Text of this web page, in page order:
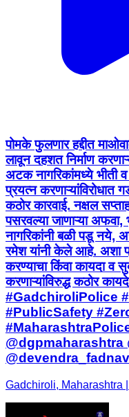
पोमके फुलणार हद्दीत
लावून दहशत निर्माण
अटक नागरिकांमध्ये भीती व
प्रयत्न करणाऱ्यांविरोधात
कठोर कारवाई. नक्षल
पसरवल्या जाणाऱ्या अफवा,
नागरिकांनी बळी पडू नये,
रमेश यांनी केले आहे. अशा
करण्याचा किंवा कायदा व
करणाऱ्यांविरुद्ध कठोर
#GadchiroliPolice
#PublicSafety
@dgpmaharashtra
Gadchiroli, Maharashtra